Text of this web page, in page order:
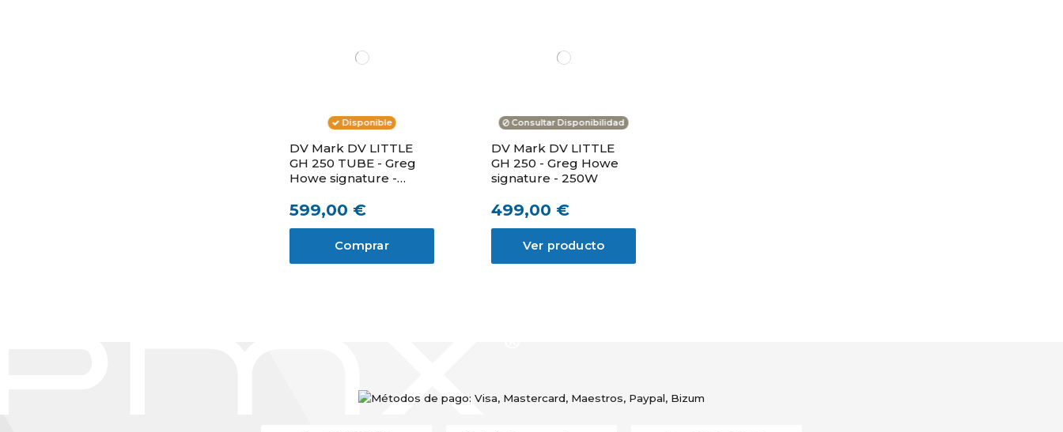
Disponible
DV Mark DV LITTLE
GH 250 TUBE - Greg
Howe signature -
599,00 €
Comprar
Consultar Disponibilidad
DV Mark DV LITTLE
GH 250 - Greg Howe
signature - 250W
499,00 €
Ver producto